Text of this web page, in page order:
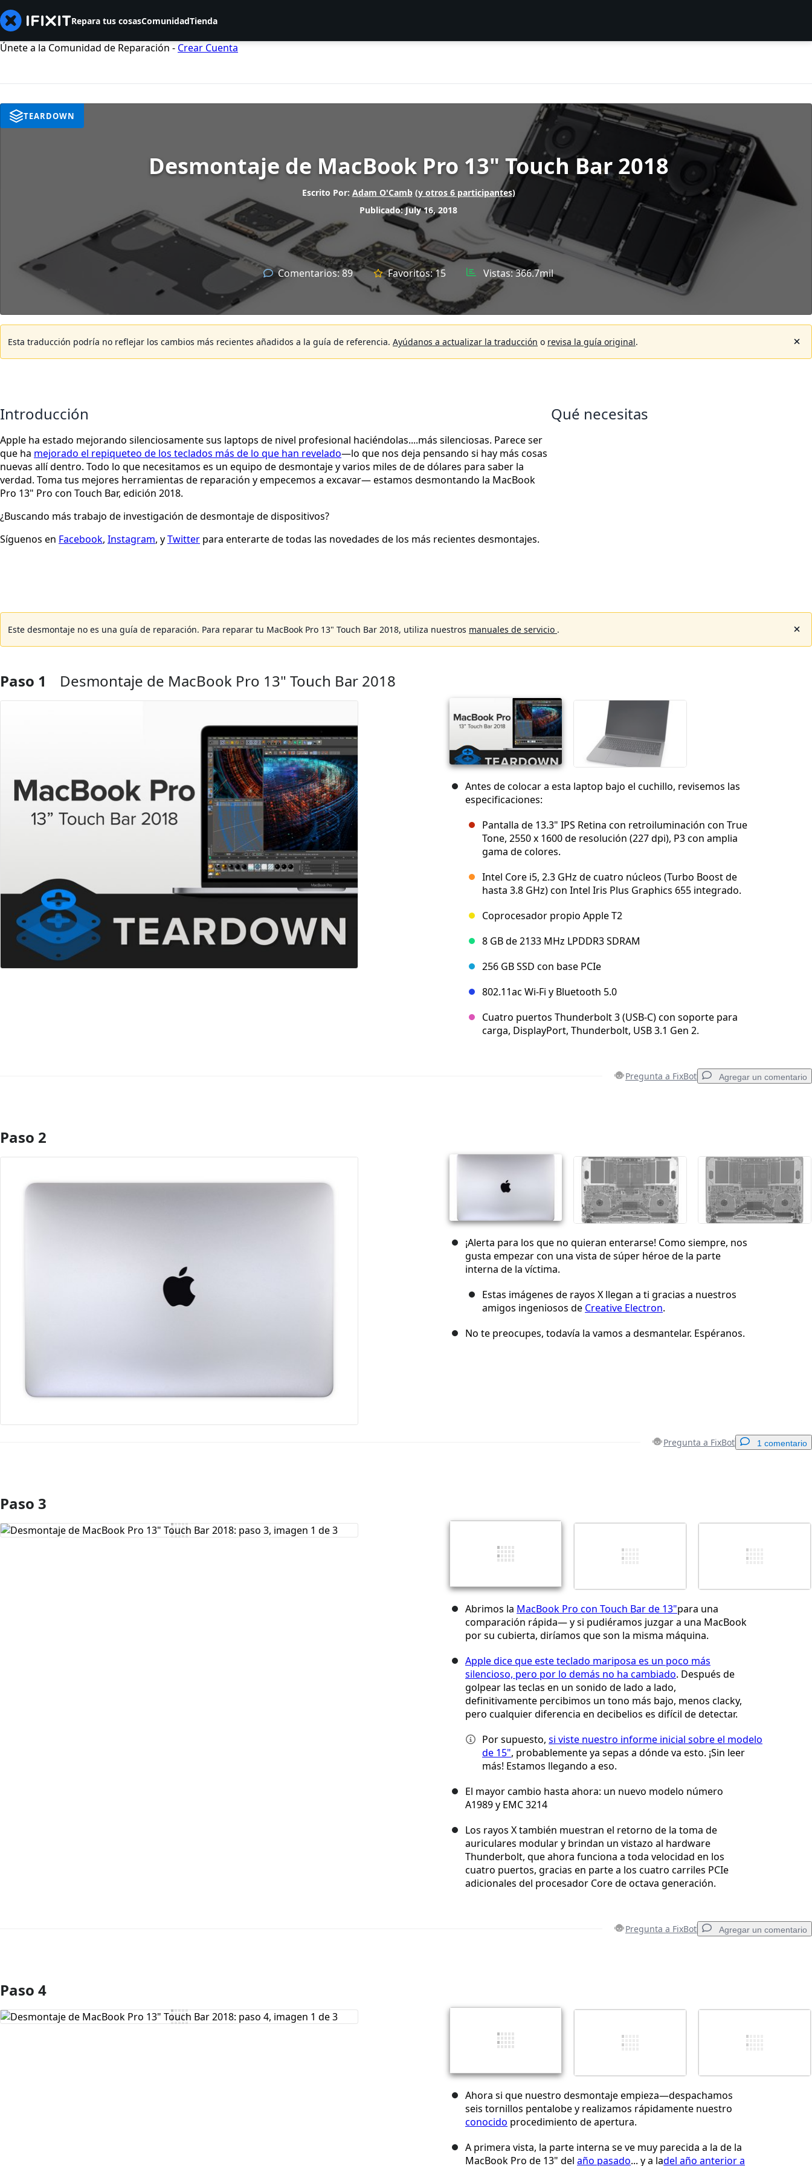
Repara tus cosasComunidadTienda
Únete a la Comunidad de Reparación - Crear Cuenta
Esta traducción podría no reflejar los cambios más recientes añadidos a la guía de referencia. Ayúdanos a actualizar la traducción o revisa la guía original.
Desmontaje de MacBook Pro 13" Touch Bar 2018
Escrito Por: Adam O'Camb (y otros 6 participantes)
Publicado: July 16, 2018
Comentarios:89 Favoritos:15 Vistas:366.7mil
TEARDOWN
Introducción
Apple ha estado mejorando silenciosamente sus laptops de nivel profesional haciéndolas....más silenciosas. Parece ser
que ha mejorado el repiqueteo de los teclados más de lo que han revelado—lo que nos deja pensando si hay más cosas
nuevas allí dentro. Todo lo que necesitamos es un equipo de desmontaje y varios miles de de dólares para saber la
verdad. Toma tus mejores herramientas de reparación y empecemos a excavar— estamos desmontando la MacBook
Pro 13" Pro con Touch Bar, edición 2018.
¿Buscando más trabajo de investigación de desmontaje de dispositivos?
Síguenos en Facebook, Instagram, yTwitter para enterarte de todas las novedades de los más recientes desmontajes.
Qué necesitas
Este desmontaje no es una guía de reparación. Para reparar tu MacBook Pro 13" Touch Bar 2018, utiliza nuestros manuales de servicio .
Paso 1 Desmontaje de MacBook Pro 13" Touch Bar 2018
Antes de colocar a esta laptop bajo el cuchillo, revisemos las
especificaciones:
Pantalla de 13.3" IPS Retina con retroiluminación con True
Tone, 2550 x 1600 de resolución (227 dpi), P3 con amplia
gama de colores.
Intel Core i5, 2.3 GHz de cuatro núcleos (Turbo Boost de
hasta 3.8 GHz) con Intel Iris Plus Graphics 655 integrado.
Coprocesador propio Apple T2
8 GB de 2133 MHz LPDDR3 SDRAM
256 GB SSD con base PCIe
802.11ac Wi-Fi y Bluetooth 5.0
Cuatro puertos Thunderbolt 3 (USB-C) con soporte para
carga, DisplayPort, Thunderbolt, USB 3.1 Gen 2.
Pregunta a FixBot Agregar un comentario
Agregar Comentario
Cancelar Publicar comentario
Paso 2
¡Alerta para los que no quieran enterarse! Como siempre, nos
gusta empezar con una vista de súper héroe de la parte
interna de la víctima.
Estas imágenes de rayos X llegan a ti gracias a nuestros
amigos ingeniosos de Creative Electron.
No te preocupes, todavía la vamos a desmantelar. Espéranos.
Pregunta a FixBot 1 comentario
Agregar Comentario
Publicar comentario
Paso 3
Abrimos la MacBook Pro con Touch Bar de 13"para una
comparación rápida— y si pudiéramos juzgar a una MacBook
por su cubierta, diríamos que son la misma máquina.
Apple dice que este teclado mariposa es un poco más
silencioso, pero por lo demás no ha cambiado. Después de
golpear las teclas en un sonido de lado a lado,
definitivamente percibimos un tono más bajo, menos clacky,
pero cualquier diferencia en decibelios es difícil de detectar.
Por supuesto, si viste nuestro informe inicial sobre el modelo
de 15", probablemente ya sepas a dónde va esto. ¡Sin leer
más! Estamos llegando a eso.
El mayor cambio hasta ahora: un nuevo modelo número
A1989 y EMC 3214
Los rayos X también muestran el retorno de la toma de
auriculares modular y brindan un vistazo al hardware
Thunderbolt, que ahora funciona a toda velocidad en los
cuatro puertos, gracias en parte a los cuatro carriles PCIe
adicionales del procesador Core de octava generación.
Pregunta a FixBot Agregar un comentario
Agregar Comentario
Publicar comentario
Paso 4
Ahora si que nuestro desmontaje empieza—despachamos
seis tornillos pentalobe y realizamos rápidamente nuestro
conocido procedimiento de apertura.
A primera vista, la parte interna se ve muy parecida a la de la
MacBook Pro de 13" del año pasado... y a ladel año anterior a